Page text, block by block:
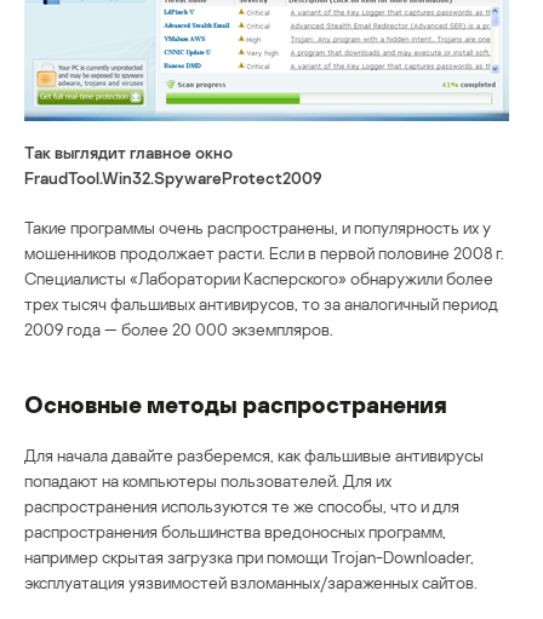
Так выглядит главное окно
FraudTool.Win32.SpywareProtect2009
Такие программы очень распространены, и популярность их у
мошенников продолжает расти. Если в первой половине 2008 г.
Специалисты «Лаборатории Касперского» обнаружили более
трех тысяч фальшивых антивирусов, то за аналогичный период
2009 года — более 20 000 экземпляров.
Основные методы распространения
Для начала давайте разберемся, как фальшивые антивирусы
попадают на компьютеры пользователей. Для их
распространения используются те же способы, что и для
распространения большинства вредоносных программ,
например скрытая загрузка при помощи Trojan-Downloader,
эксплуатация уязвимостей взломанных/зараженных сайтов.